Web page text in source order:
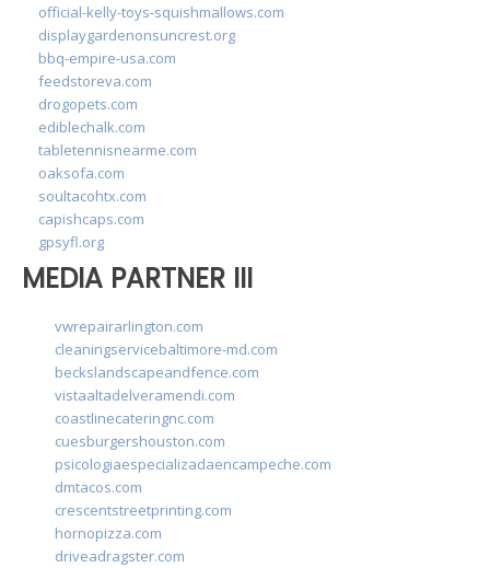
official-kelly-toys-squishmallows.com
displaygardenonsuncrest.org
bbq-empire-usa.com
feedstoreva.com
drogopets.com
ediblechalk.com
tabletennisnearme.com
oaksofa.com
soultacohtx.com
capishcaps.com
gpsyfl.org
MEDIA PARTNER III
vwrepairarlington.com
cleaningservicebaltimore-md.com
beckslandscapeandfence.com
vistaaltadelveramendi.com
coastlinecateringnc.com
cuesburgershouston.com
psicologiaespecializadaencampeche.com
dmtacos.com
crescentstreetprinting.com
hornopizza.com
driveadragster.com